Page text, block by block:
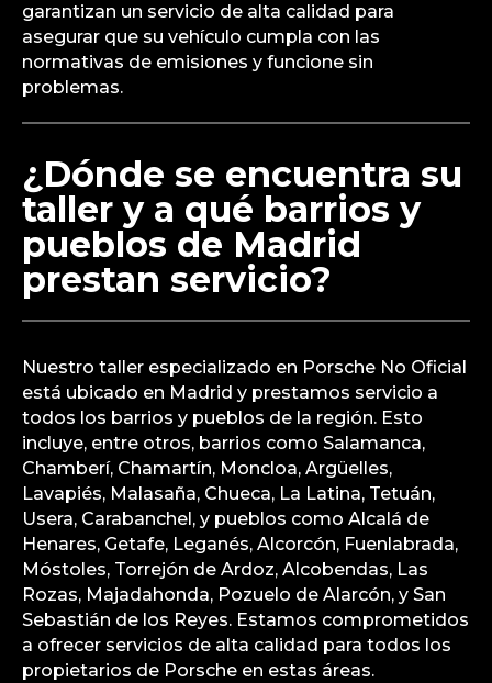
garantizan un servicio de alta calidad para
asegurar que su vehículo cumpla con las
normativas de emisiones y funcione sin
problemas.
¿Dónde se encuentra su
taller y a qué barrios y
pueblos de Madrid
prestan servicio?
Nuestro taller especializado en Porsche No Oficial
está ubicado en Madrid y prestamos servicio a
todos los barrios y pueblos de la región. Esto
incluye, entre otros, barrios como Salamanca,
Chamberí, Chamartín, Moncloa, Argüelles,
Lavapiés, Malasaña, Chueca, La Latina, Tetuán,
Usera, Carabanchel, y pueblos como Alcalá de
Henares, Getafe, Leganés, Alcorcón, Fuenlabrada,
Móstoles, Torrejón de Ardoz, Alcobendas, Las
Rozas, Majadahonda, Pozuelo de Alarcón, y San
Sebastián de los Reyes. Estamos comprometidos
a ofrecer servicios de alta calidad para todos los
propietarios de Porsche en estas áreas.